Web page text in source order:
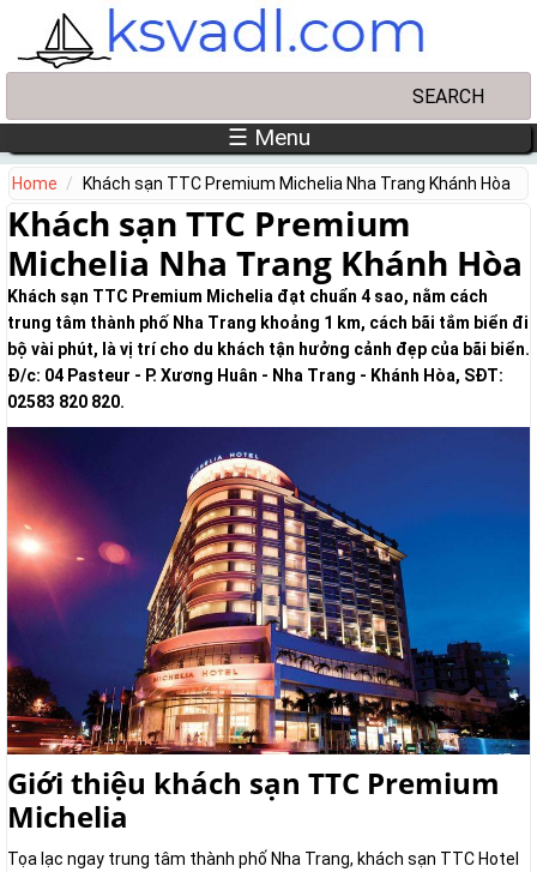
Skip to main content
☰ Menu
Home Khách sạn TTC Premium Michelia Nha Trang Khánh Hòa
Khách sạn TTC Premium
Michelia Nha Trang Khánh Hòa
Khách sạn TTC Premium Michelia đạt chuẩn 4 sao, nằm cách
trung tâm thành phố Nha Trang khoảng 1 km, cách bãi tắm biển đi
bộ vài phút, là vị trí cho du khách tận hưởng cảnh đẹp của bãi biển.
Đ/c: 04 Pasteur - P. Xương Huân - Nha Trang - Khánh Hòa, SĐT:
02583 820 820.
Giới thiệu khách sạn TTC Premium
Michelia
Tọa lạc ngay trung tâm thành phố Nha Trang, khách sạn TTC Hotel